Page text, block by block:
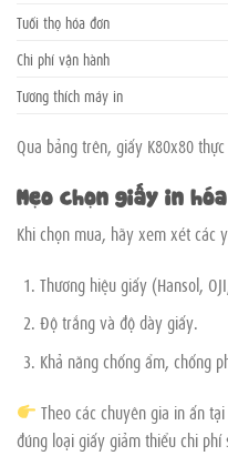
Tuổi thọ hóa đơn
Chi phí vận hành
Tương thích máy in
Qua bảng trên, giấy K80x80
Mẹo chọn giấy in
Khi chọn mua, hãy xem xét các
Thương hiệu giấy (Hansol,
Độ trắng và độ dày giấy.
Khả năng chống ẩm, chống
Theo các chuyên gia in ấn
đúng loại giấy giảm thiểu chi phí